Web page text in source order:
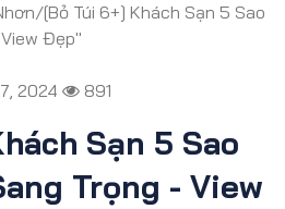
/[Bỏ Túi 6+] Khách Sạn 5 Sao
Đẹp"
2024 891
Sạn 5 Sao
Trọng - View